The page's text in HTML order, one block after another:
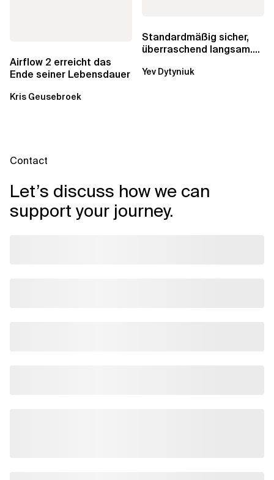
Airflow 2 erreicht das
Ende seiner Lebensdauer
Kris Geusebroek
Standardmäßig sicher,
überraschend langsam.
über die RDS...
Yev Dytyniuk
Contact
Let’s discuss how we can
support your journey.